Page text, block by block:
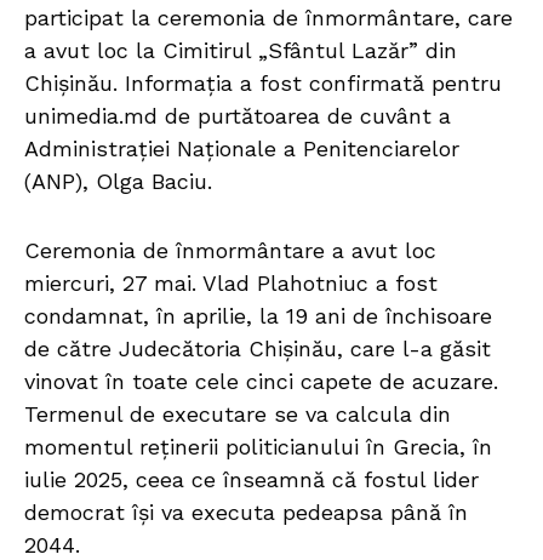
participat la ceremonia de înmormântare, care
a avut loc la Cimitirul „Sfântul Lazăr” din
Chișinău. Informația a fost confirmată pentru
unimedia.md de purtătoarea de cuvânt a
Administrației Naționale a Penitenciarelor
(ANP), Olga Baciu.
Ceremonia de înmormântare a avut loc
miercuri, 27 mai. Vlad Plahotniuc a fost
condamnat, în aprilie, la 19 ani de închisoare
de către Judecătoria Chișinău, care l-a găsit
vinovat în toate cele cinci capete de acuzare.
Termenul de executare se va calcula din
momentul reținerii politicianului în Grecia, în
iulie 2025, ceea ce înseamnă că fostul lider
democrat își va executa pedeapsa până în
2044.